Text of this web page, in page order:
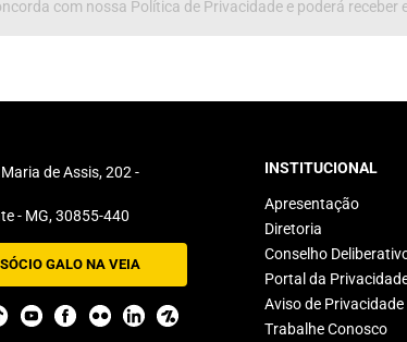
com nossa Política de Privacidade e poderá
de Assis, 202 -
- MG, 30855-440
GALO NA VEIA
INSTITUCIONAL
Apresentação
Diretoria
Conselho
Portal da
Aviso de
Trabalhe Conosco